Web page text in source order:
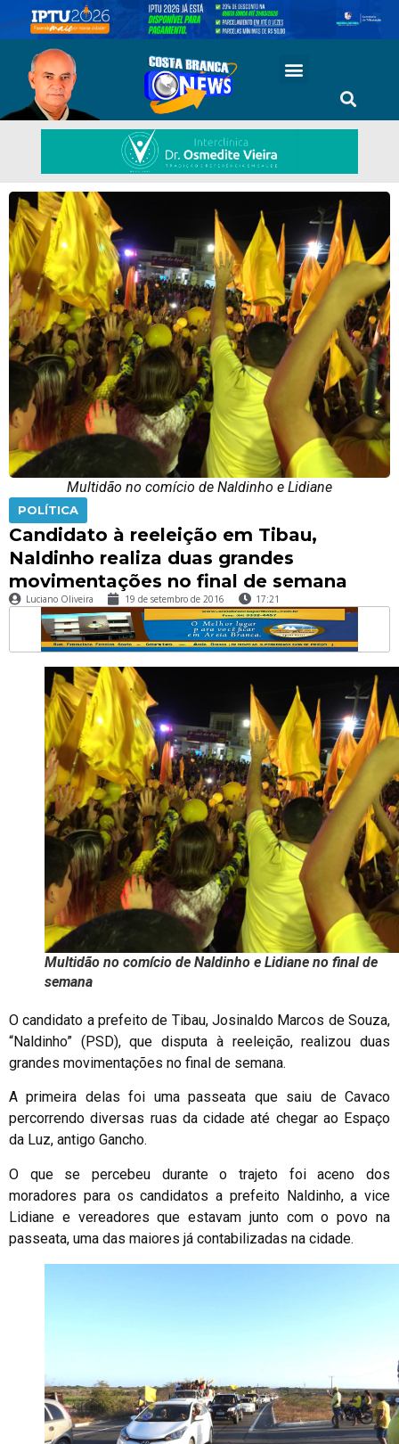
Multidão no comício de Naldinho e Lidiane
POLÍTICA
Candidato à reeleição em Tibau,
Naldinho realiza duas grandes
movimentações no final de semana
Luciano Oliveira 19 de setembro de 2016 17:21
Multidão no comício de Naldinho e Lidiane no final de
semana
O candidato a prefeito de Tibau, Josinaldo Marcos de Souza,
“Naldinho” (PSD), que disputa à reeleição, realizou duas
grandes movimentações no final de semana.
A primeira delas foi uma passeata que saiu de Cavaco
percorrendo diversas ruas da cidade até chegar ao Espaço
da Luz, antigo Gancho.
O que se percebeu durante o trajeto foi aceno dos
moradores para os candidatos a prefeito Naldinho, a vice
Lidiane e vereadores que estavam junto com o povo na
passeata, uma das maiores já contabilizadas na cidade.